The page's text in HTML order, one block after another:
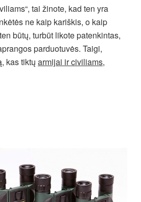
tai žinote, kad ten yra
ne kaip kariškis, o kaip
būtų, turbūt likote patenkintas,
parduotuvės. Taigi,
kas tiktų armijai ir civiliams,